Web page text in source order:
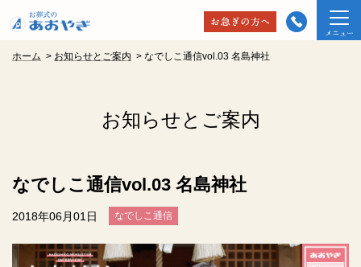
ホーム > お知らせとご案内 > なでしこ通信vol.03 名島神社
お知らせとご案内
なでしこ通信vol.03 名島神社
2018年06月01日 なでしこ通信